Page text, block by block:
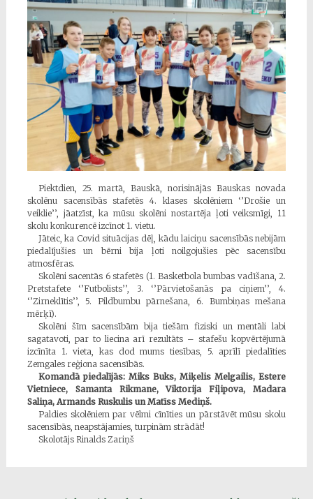
Piektdien, 25. martā, Bauskā, norisinājās Bauskas novada
skolēnu sacensībās stafetēs 4. klases skolēniem ‘’Drošie un
veiklie’’, jāatzīst, ka mūsu skolēni nostartēja ļoti veiksmīgi, 11
skolu konkurencē izcīnot 1. vietu.
Jāteic, ka Covid situācijas dēļ, kādu laiciņu sacensībās nebijām
piedalījušies un bērni bija ļoti noilgojušies pēc sacensību
atmosfēras.
Skolēni sacentās 6 stafetēs (1. Basketbola bumbas vadīšana, 2.
Pretstafete ‘’Futbolists’’, 3. ‘’Pārvietošanās pa ciņiem’’, 4.
‘’Zirneklītis’’, 5. Pildbumbu pārnešana, 6. Bumbiņas mešana
mērķī).
Skolēni šīm sacensībām bija tiešām fiziski un mentāli labi
sagatavoti, par to liecina arī rezultāts – stafešu kopvērtējumā
izcīnīta 1. vieta, kas dod mums tiesības, 5. aprīlī piedalīties
Zemgales reģiona sacensībās.
Komandā piedalījās: Miks Buks, Miķelis Melgailis, Estere
Vietniece, Samanta Rikmane, Viktorija Fiļipova, Madara
Saliņa, Armands Ruskulis un Matīss Mediņš.
Paldies skolēniem par vēlmi cīnīties un pārstāvēt mūsu skolu
sacensībās, neapstājamies, turpinām strādāt!
Skolotājs Rinalds Zariņš